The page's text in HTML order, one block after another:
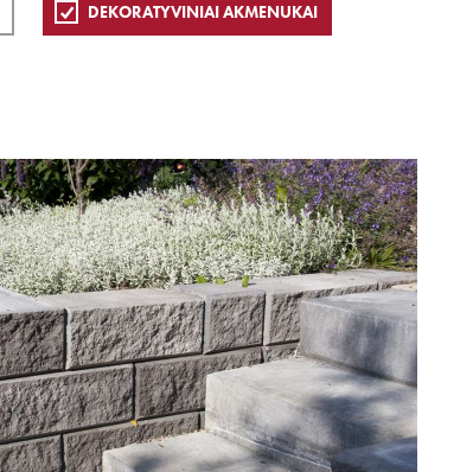
DEKORATYVINIAI AKMENUKAI